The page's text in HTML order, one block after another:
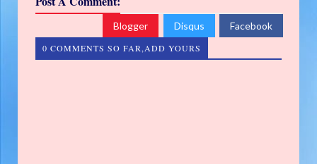
Blogger Disqus Facebook
0 COMMENTS SO FAR,ADD YOURS